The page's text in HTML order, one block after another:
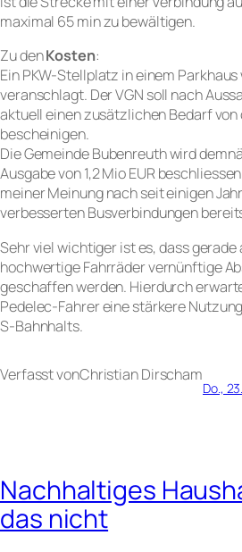
maximal 65 min zu bewältigen.
Zu denKosten:
Ein PKW-Stellplatz in einem Parkhaus
veranschlagt. Der VGN soll nach
aktuell einen zusätzlichen Bedarf von
bescheinigen.
Die Gemeinde Bubenreuth wird
Ausgabe von 1,2 Mio EUR
meiner Meinung nach seit einigen
verbesserten Busverbindungen
Sehr viel wichtiger ist es, dass gerade
hochwertige Fahrräder vernünftige
geschaffen werden. Hierdurch
Pedelec-Fahrer eine stärkere
S-Bahnhalts.
Verfasst vonChristian Dirscham
Do.,
Nachhaltiges
das nicht